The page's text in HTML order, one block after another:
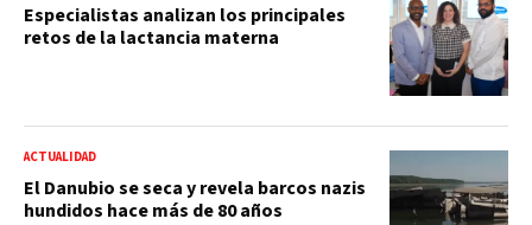
Especialistas analizan los principales
retos de la lactancia materna
ACTUALIDAD
El Danubio se seca y revela barcos nazis
hundidos hace más de 80 años